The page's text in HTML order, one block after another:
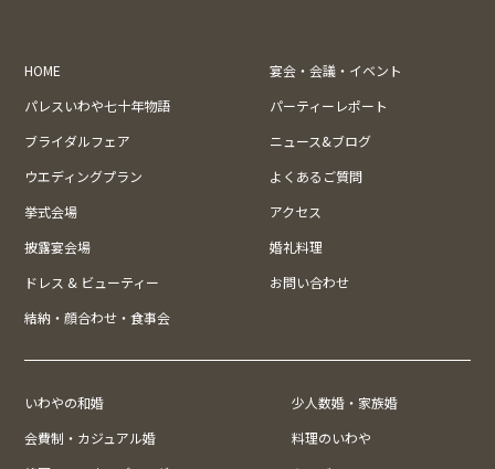
HOME
宴会・会議・イベント
パレスいわや七十年物語
パーティーレポート
ブライダルフェア
ニュース&ブログ
ウエディングプラン
よくあるご質問
挙式会場
アクセス
披露宴会場
婚礼料理
ドレス & ビューティー
お問い合わせ
結納・顔合わせ・食事会
いわやの和婚
少人数婚・家族婚
会費制・カジュアル婚
料理のいわや